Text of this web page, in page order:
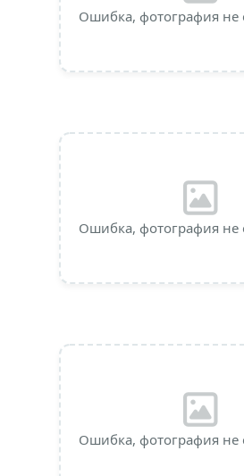
Ошибка, фотография не
Ошибка, фотография не
Ошибка, фотография не